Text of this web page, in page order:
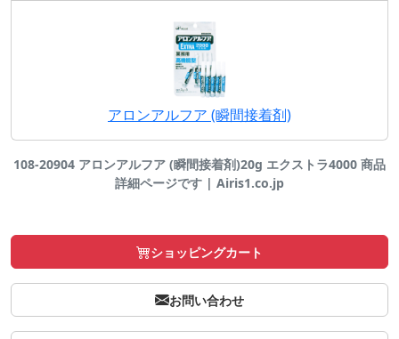
アロンアルフア (瞬間接着剤)
108-20904 アロンアルフア (瞬間接着剤)20g エクストラ4000 商品
詳細ページです | Airis1.co.jp
ショッピングカート
お問い合わせ